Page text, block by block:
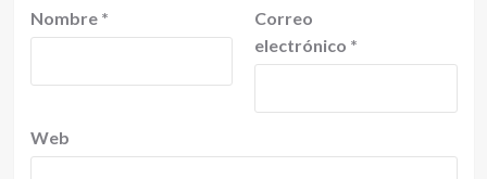
Nombre *
Correo
electrónico *
Web